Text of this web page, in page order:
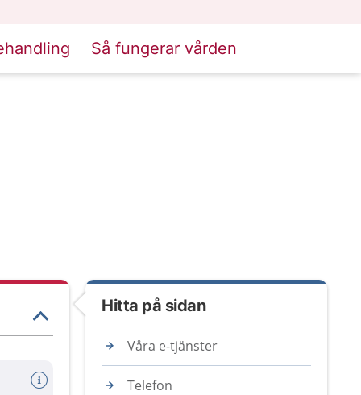
Så fungerar vården
Hitta på sidan
Våra e-tjänster
Telefon